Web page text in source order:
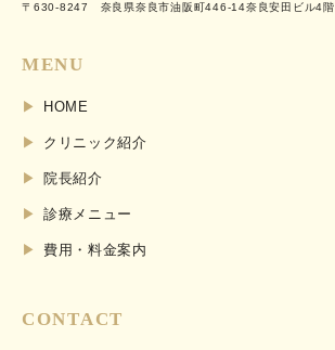
〒630-8247 奈良県奈良市油阪町446-14奈良安田ビル4階
MENU
HOME
クリニック紹介
院長紹介
診療メニュー
費用・料金案内
CONTACT